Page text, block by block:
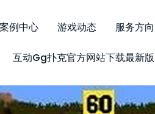
案例中心 游戏动态 服务方向
互动gg扑克官方网站下载最新版